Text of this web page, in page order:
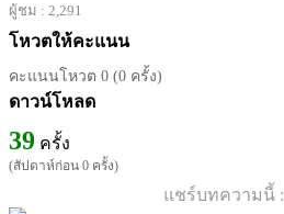
ผู้ชม : 2,291
โหวตให้คะแนน
คะแนนโหวต 0 (0 ครั้ง)
ดาวน์โหลด
39 ครั้ง
(สัปดาห์ก่อน 0 ครั้ง)
แชร์บทความนี้ :